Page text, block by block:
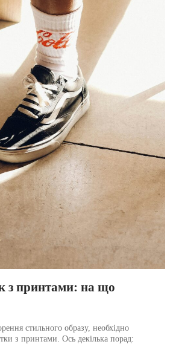
з принтами: на що
стильного образу, необхідно
з принтами. Ось декілька порад: